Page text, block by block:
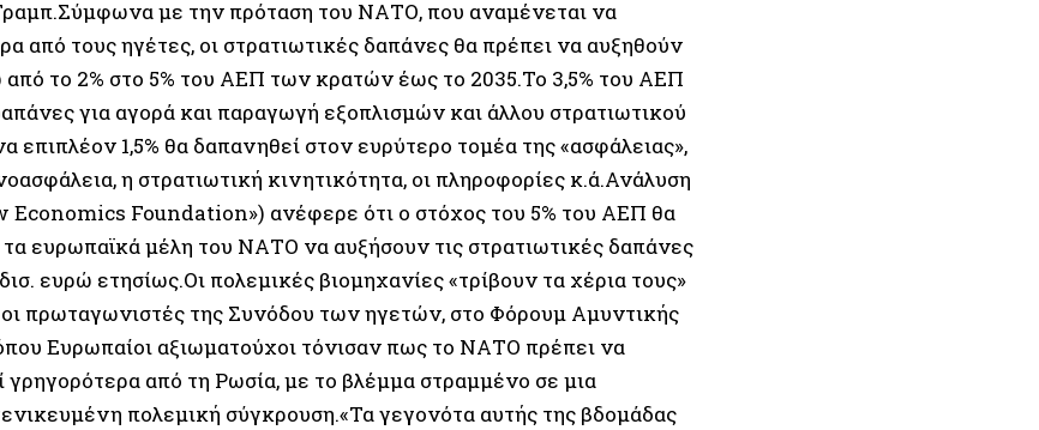
με την πρόταση του ΝΑΤΟ, που αναμένεται να
από τους ηγέτες, οι στρατιωτικές δαπάνες θα πρέπει να αυξηθούν
από το 2% στο 5% του ΑΕΠ των κρατών έως το 2035.Το 3,5% του ΑΕΠ
για αγορά και παραγωγή εξοπλισμών και άλλου στρατιωτικού
επιπλέον 1,5% θα δαπανηθεί στον ευρύτερο τομέα της «ασφάλειας»,
η στρατιωτική κινητικότητα, οι πληροφορίες κ.ά.Ανάλυση
Economics Foundation») ανέφερε ότι ο στόχος του 5% του ΑΕΠ θα
τα ευρωπαϊκά μέλη του ΝΑΤΟ να αυξήσουν τις στρατιωτικές δαπάνες
ευρώ ετησίως.Οι πολεμικές βιομηχανίες «τρίβουν τα χέρια τους»
οι πρωταγωνιστές της Συνόδου των ηγετών, στο Φόρουμ Αμυντικής
Ευρωπαίοι αξιωματούχοι τόνισαν πως το ΝΑΤΟ πρέπει να
γρηγορότερα από τη Ρωσία, με το βλέμμα στραμμένο σε μια
πολεμική σύγκρουση.«Τα γεγονότα αυτής της βδομάδας